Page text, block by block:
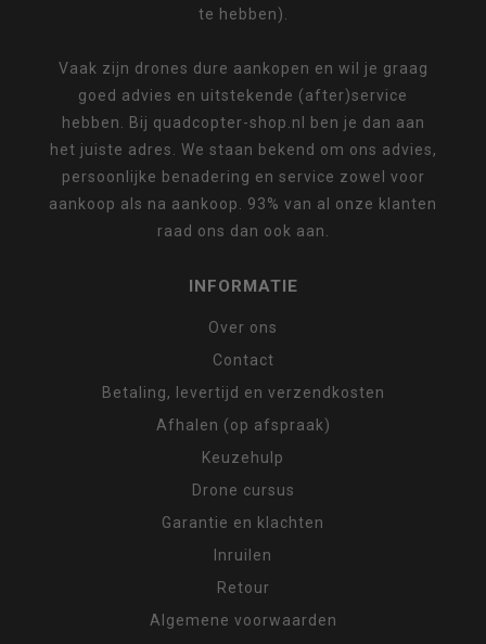
te hebben).
Vaak zijn drones dure aankopen en wil je graag
goed advies en uitstekende (after)service
hebben. Bij quadcopter-shop.nl ben je dan aan
het juiste adres. We staan bekend om ons advies,
persoonlijke benadering en service zowel voor
aankoop als na aankoop. 93% van al onze klanten
raad ons dan ook aan.
INFORMATIE
Over ons
Contact
Betaling, levertijd en verzendkosten
Afhalen (op afspraak)
Keuzehulp
Drone cursus
Garantie en klachten
Inruilen
Retour
Algemene voorwaarden